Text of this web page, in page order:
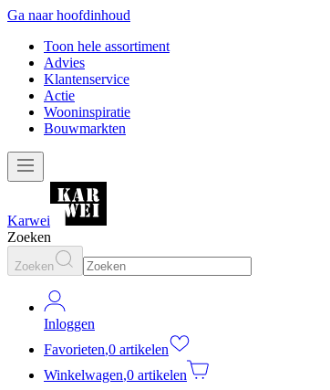
Ga naar hoofdinhoud
Toon hele assortiment
Advies
Klantenservice
Actie
Wooninspiratie
Bouwmarkten
Karwei
Zoeken
Zoeken
Inloggen
Favorieten,0 artikelen
Winkelwagen,0 artikelen